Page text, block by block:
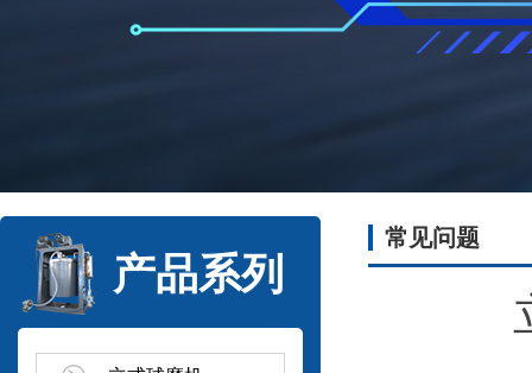
产品系列
常见问题